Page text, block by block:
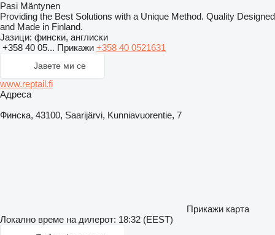
Pasi Mäntynen
Providing the Best Solutions with a Unique Method. Quality Designed
and Made in Finland.
Јазици: фински, англиски
+358 40 05... Прикажи +358 40 0521631
Јавете ми се
www.reptail.fi
Адреса
Финска, 43100, Saarijärvi, Kunniavuorentie, 7
Прикажи карта
Локално време на дилерот: 18:32 (EEST)